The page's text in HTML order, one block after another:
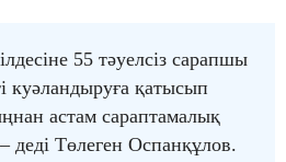
55 тәуелсіз сарапшы
куәландыруға қатысып
астам сараптамалық
Төлеген Оспанқұлов.